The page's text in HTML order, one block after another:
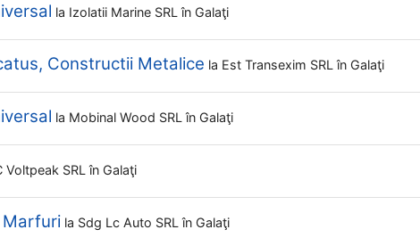
la Izolatii Marine SRL în Galaţi
Constructii Metalice la Est Transexim SRL în Galaţi
la Mobinal Wood SRL în Galaţi
Voltpeak SRL în Galaţi
Marfuri la Sdg Lc Auto SRL în Galaţi